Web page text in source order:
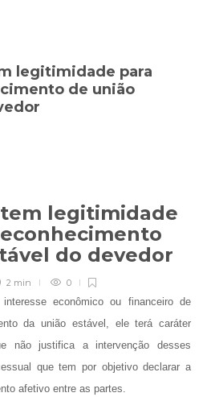
legitimidade para
de união
legitimidade
do devedor
2 min 0
econômico ou financeiro de
da união estável, ele terá caráter
não justifica a intervenção desses
que tem por objetivo declarar a
afetivo entre as partes.